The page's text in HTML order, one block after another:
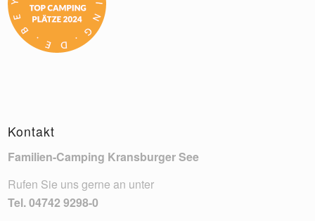
Kontakt
Familien-Camping Kransburger See
Rufen Sie uns gerne an unter
Tel.04742 9298-0